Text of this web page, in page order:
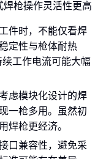
枪操作灵活性更高
件时，不能仅看焊
定性与枪体耐热
工作电流可能大幅
虑模块化设计的焊
一枪多用。虽然初
焊枪更经济。
口兼容性，避免采